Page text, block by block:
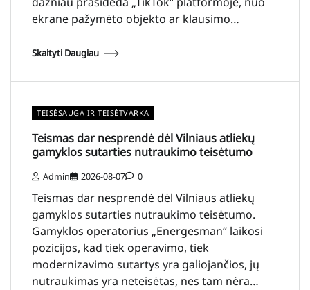
ekrane pažymėto objekto ar klausimo…
Skaityti Daugiau
TEISĖSAUGA IR TEISĖTVARKA
Teismas dar nesprendė dėl Vilniaus atliekų
gamyklos sutarties nutraukimo teisėtumo
Admin 2026-08-07 0
Teismas dar nesprendė dėl Vilniaus atliekų
gamyklos sutarties nutraukimo teisėtumo.
Gamyklos operatorius „Energesman“ laikosi
pozicijos, kad tiek operavimo, tiek
modernizavimo sutartys yra galiojančios, jų
nutraukimas yra neteisėtas, nes tam nėra…